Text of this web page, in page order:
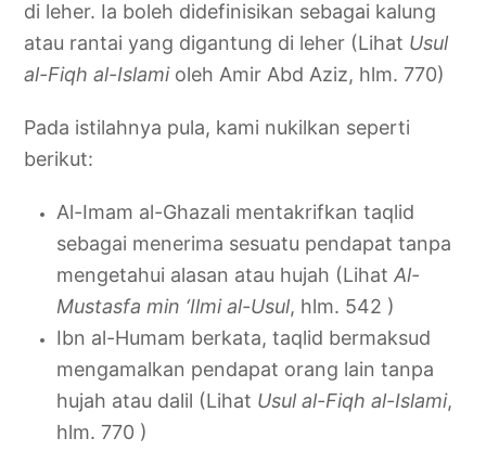
di leher. Ia boleh didefinisikan sebagai kalung
atau rantai yang digantung di leher (Lihat Usul
al-Fiqh al-Islamioleh Amir Abd Aziz, hlm. 770)
Pada istilahnya pula, kami nukilkan seperti
berikut:
Al-Imam al-Ghazali mentakrifkan taqlid
sebagai menerima sesuatu pendapat tanpa
mengetahui alasan atau hujah (LihatAl-
Mustasfa min ‘Ilmi al-Usul, hlm. 542 )
Ibn al-Humam berkata, taqlid bermaksud
mengamalkan pendapat orang lain tanpa
hujah atau dalil (Lihat Usul al-Fiqh al-Islami,
hlm. 770 )